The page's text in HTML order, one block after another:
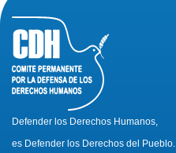
Defender los Derechos Humanos,
es Defender los Derechos del Pueblo.